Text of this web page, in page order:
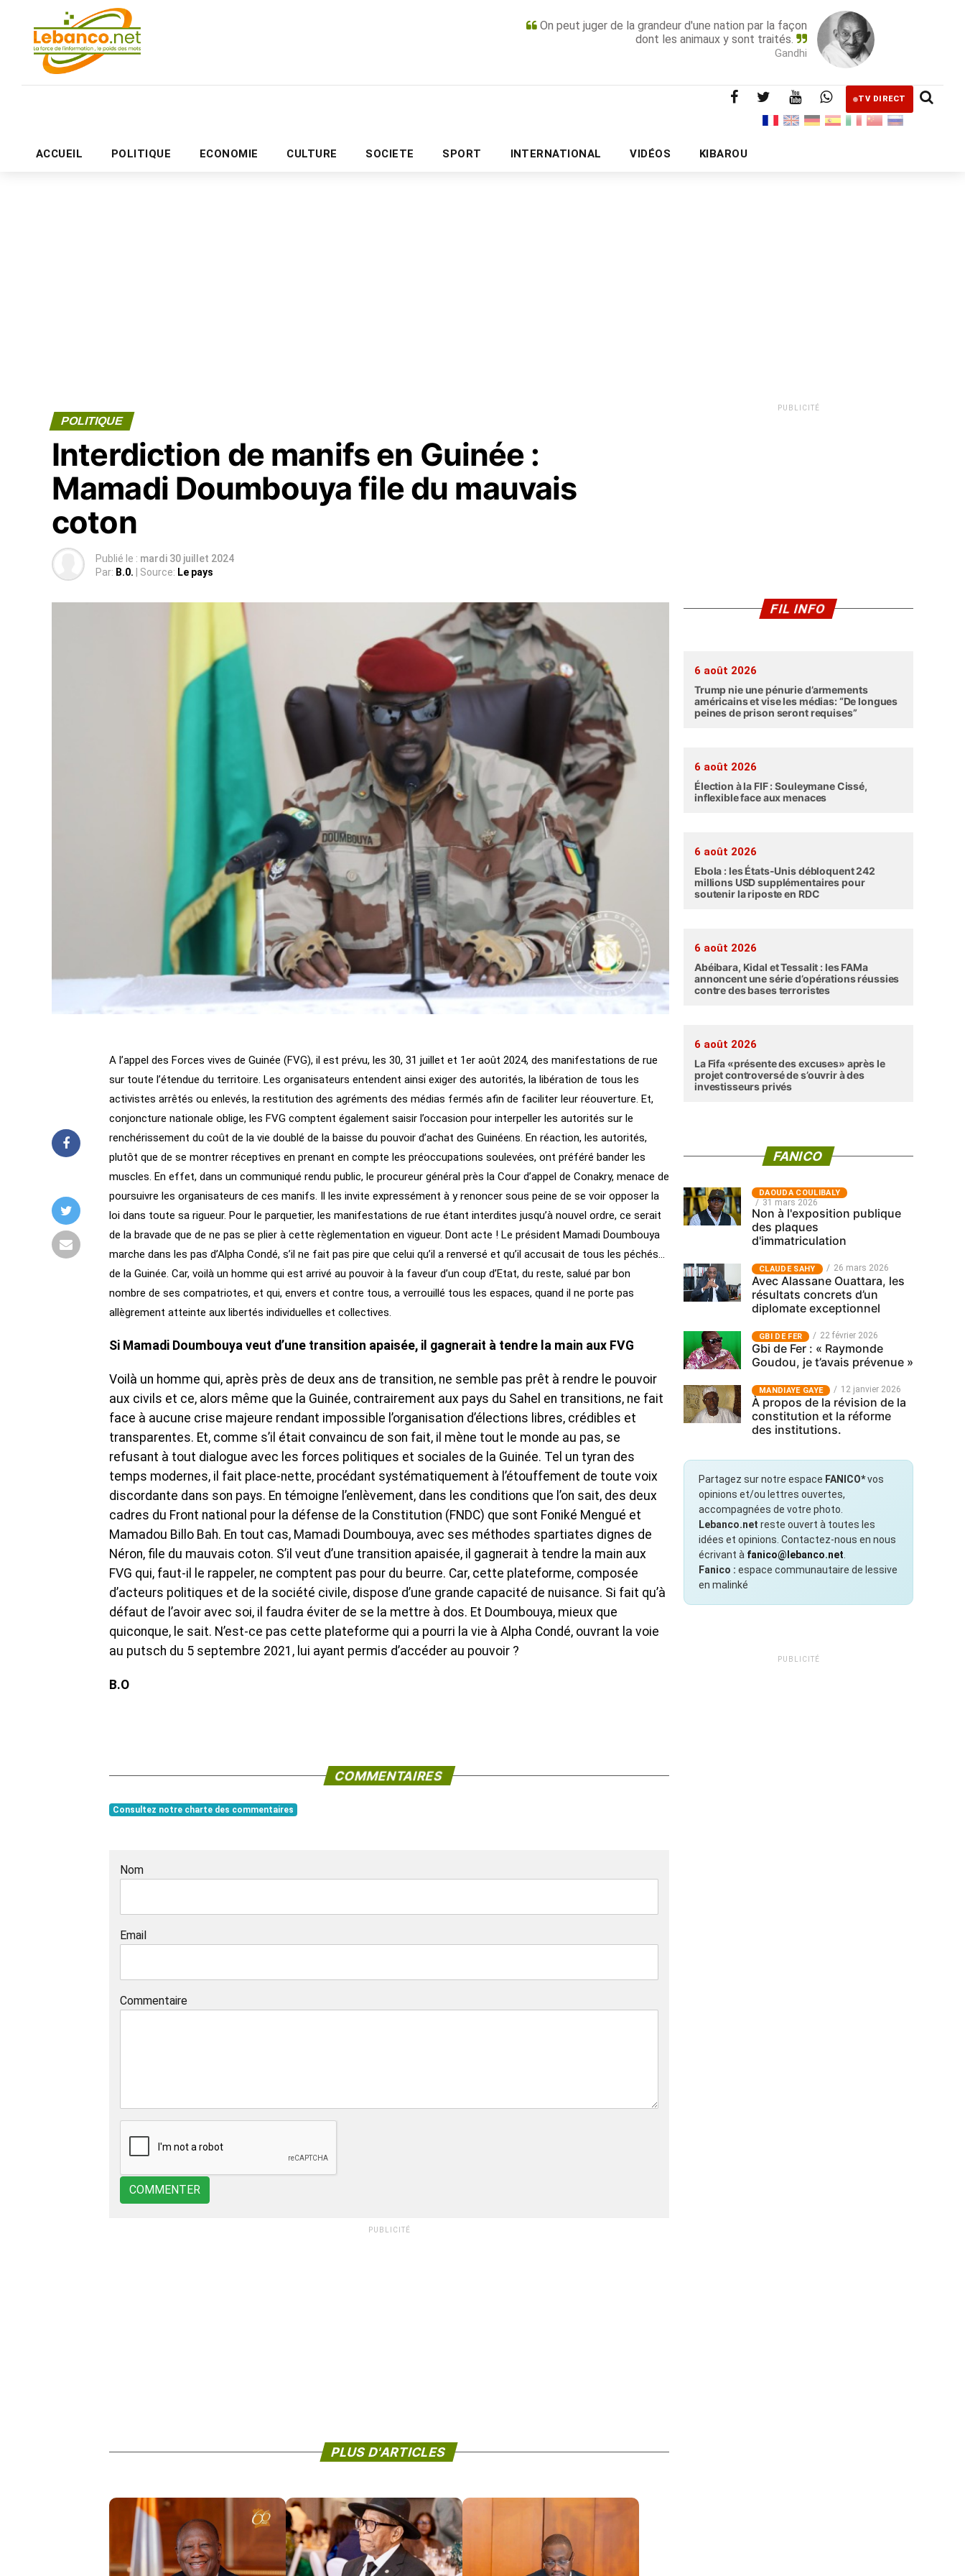
On peut juger de la grandeur d'une nation par la façon
dont les animaux y sont traités.
Gandhi
TV DIRECT
ACCUEIL POLITIQUE ECONOMIE CULTURE SOCIETE SPORT INTERNATIONAL VIDÉOS KIBAROU
PUBLICITÉ
POLITIQUE
Interdiction de manifs en Guinée :
Mamadi Doumbouya file du mauvais
coton
Publié le : mardi 30 juillet 2024
Par: B.0. | Source: Le pays
A l’appel des Forces vives de Guinée (FVG), il est prévu, les 30, 31 juillet et 1er août 2024, des manifestations de rue
sur toute l’étendue du territoire. Les organisateurs entendent ainsi exiger des autorités, la libération de tous les
activistes arrêtés ou enlevés, la restitution des agréments des médias fermés afin de faciliter leur réouverture. Et,
conjoncture nationale oblige, les FVG comptent également saisir l’occasion pour interpeller les autorités sur le
renchérissement du coût de la vie doublé de la baisse du pouvoir d’achat des Guinéens. En réaction, les autorités,
plutôt que de se montrer réceptives en prenant en compte les préoccupations soulevées, ont préféré bander les
muscles. En effet, dans un communiqué rendu public, le procureur général près la Cour d’appel de Conakry, menace de
poursuivre les organisateurs de ces manifs. Il les invite expressément à y renoncer sous peine de se voir opposer la
loi dans toute sa rigueur. Pour le parquetier, les manifestations de rue étant interdites jusqu’à nouvel ordre, ce serait
de la bravade que de ne pas se plier à cette règlementation en vigueur. Dont acte ! Le président Mamadi Doumbouya
marche dans les pas d’Alpha Condé, s’il ne fait pas pire que celui qu’il a renversé et qu’il accusait de tous les péchés…
de la Guinée. Car, voilà un homme qui est arrivé au pouvoir à la faveur d’un coup d’Etat, du reste, salué par bon
nombre de ses compatriotes, et qui, envers et contre tous, a verrouillé tous les espaces, quand il ne porte pas
allègrement atteinte aux libertés individuelles et collectives.
Si Mamadi Doumbouya veut d’une transition apaisée, il gagnerait à tendre la main aux FVG
Voilà un homme qui, après près de deux ans de transition, ne semble pas prêt à rendre le pouvoir
aux civils et ce, alors même que la Guinée, contrairement aux pays du Sahel en transitions, ne fait
face à aucune crise majeure rendant impossible l’organisation d’élections libres, crédibles et
transparentes. Et, comme s’il était convaincu de son fait, il mène tout le monde au pas, se
refusant à tout dialogue avec les forces politiques et sociales de la Guinée. Tel un tyran des
temps modernes, il fait place-nette, procédant systématiquement à l’étouffement de toute voix
discordante dans son pays. En témoigne l’enlèvement, dans les conditions que l’on sait, des deux
cadres du Front national pour la défense de la Constitution (FNDC) que sont Foniké Mengué et
Mamadou Billo Bah. En tout cas, Mamadi Doumbouya, avec ses méthodes spartiates dignes de
Néron, file du mauvais coton. S’il veut d’une transition apaisée, il gagnerait à tendre la main aux
FVG qui, faut-il le rappeler, ne comptent pas pour du beurre. Car, cette plateforme, composée
d’acteurs politiques et de la société civile, dispose d’une grande capacité de nuisance. Si fait qu’à
défaut de l’avoir avec soi, il faudra éviter de se la mettre à dos. Et Doumbouya, mieux que
quiconque, le sait. N’est-ce pas cette plateforme qui a pourri la vie à Alpha Condé, ouvrant la voie
au putsch du 5 septembre 2021, lui ayant permis d’accéder au pouvoir ?
B.O
COMMENTAIRES
Consultez notre charte des commentaires
Nom
Email
Commentaire
COMMENTER
PUBLICITÉ
PLUS D'ARTICLES
PUBLICITÉ
FIL INFO
6 août 2026
Trump nie une pénurie d’armements
américains et vise les médias: “De longues
peines de prison seront requises”
6 août 2026
Élection à la FIF : Souleymane Cissé,
inflexible face aux menaces
6 août 2026
Ebola : les États-Unis débloquent 242
millions USD supplémentaires pour
soutenir la riposte en RDC
6 août 2026
Abéibara, Kidal et Tessalit : les FAMa
annoncent une série d’opérations réussies
contre des bases terroristes
6 août 2026
La Fifa «présente des excuses» après le
projet controversé de s’ouvrir à des
investisseurs privés
FANICO
‎DAOUDA COULIBALY
31 mars 2026
Non à l'exposition publique
des plaques
d'immatriculation
CLAUDE SAHY 26 mars 2026
Avec Alassane Ouattara, les
résultats concrets d’un
diplomate exceptionnel
GBI DE FER 22 février 2026
Gbi de Fer : « Raymonde
Goudou, je t’avais prévenue »
MANDIAYE GAYE 12 janvier 2026
À propos de la révision de la
constitution et la réforme
des institutions.
Partagez sur notre espace FANICO*vos
opinions et/ou lettres ouvertes,
accompagnées de votre photo.
Lebanco.net reste ouvert à toutes les
idées et opinions. Contactez-nous en nous
écrivant à fanico@lebanco.net
Fanico : espace communautaire de lessive
en malinké
PUBLICITÉ